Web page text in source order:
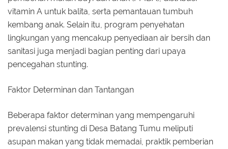
vitamin A untuk balita, serta pemantauan tumbuh
kembang anak. Selain itu, program penyehatan
lingkungan yang mencakup penyediaan air bersih dan
sanitasi juga menjadi bagian penting dari upaya
pencegahan stunting.
Faktor Determinan dan Tantangan
Beberapa faktor determinan yang mempengaruhi
prevalensi stunting di Desa Batang Tumu meliputi
asupan makan yang tidak memadai, praktik pemberian